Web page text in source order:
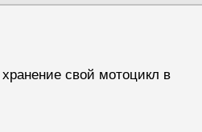
свой мотоцикл в